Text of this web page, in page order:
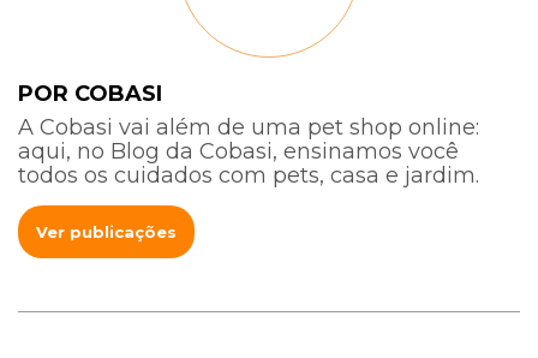
POR COBASI
A Cobasi vai além de uma pet shop online:
aqui, no Blog da Cobasi, ensinamos você
todos os cuidados com pets, casa e jardim.
Ver publicações